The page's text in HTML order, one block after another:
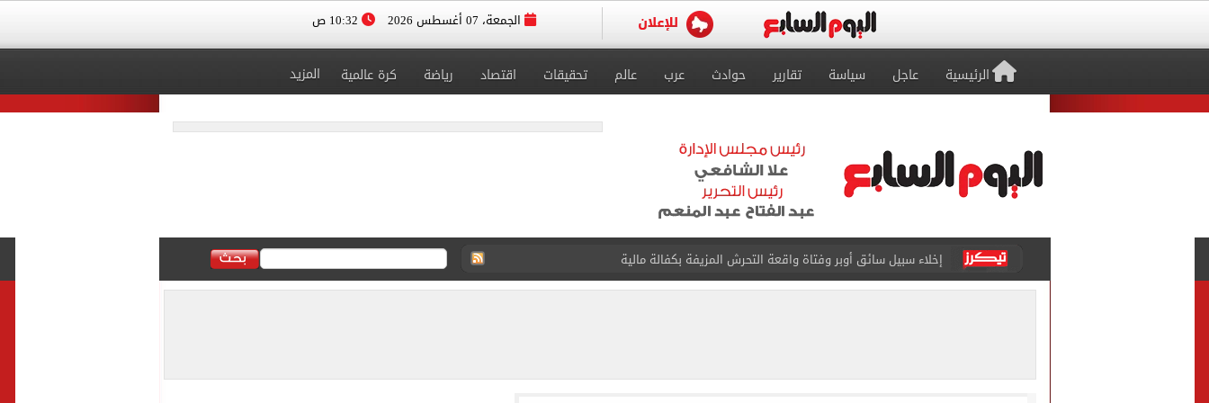
الجمعة، 07 أغسطس 2026
الرئيسية عاجل سياسة تقارير حوادث عرب عالم تحقيقات اقتصاد رياضة كرة عالمية المزيد
إخلاء سبيل سائق أوبر وفتاة واقعة التحرش المزيفة بكفالة مالية
غلق جزئى لشارع جامعة الدول العربية بتقاطعه مع شارع شهاب 3 أيام لتوصيل غاز
محمد صلاح يظهر على تليفزيون اليوم السابع فى حفل تقديمه باستاد طرابزون.. فيديو